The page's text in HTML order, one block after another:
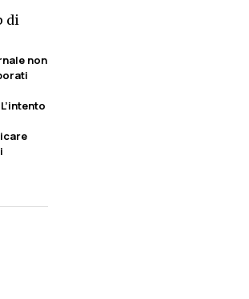
di
non